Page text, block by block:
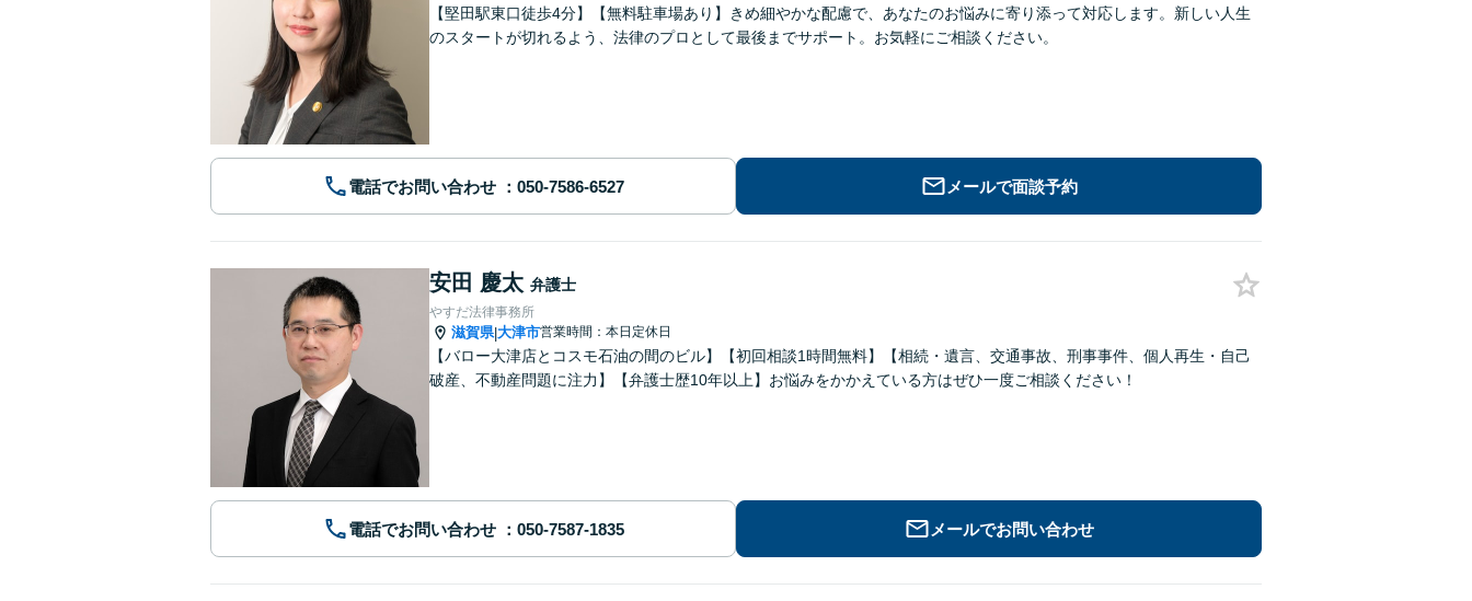
【堅田駅東口徒歩4分】【無料駐車場あり】きめ細やかな配慮で、あなたのお悩みに寄り添って対応します。新しい人生
のスタートが切れるよう、法律のプロとして最後までサポート。お気軽にご相談ください。
電話でお問い合わせ メールで面談予約
安田 慶太 弁護士
やすだ法律事務所
滋賀県|大津市営業時間：本日定休日
【バロー大津店とコスモ石油の間のビル】【初回相談1時間無料】【相続・遺言、交通事故、刑事事件、個人再生・自己
破産、不動産問題に注力】【弁護士歴10年以上】お悩みをかかえている方はぜひ一度ご相談ください！
電話でお問い合わせ メールでお問い合わせ